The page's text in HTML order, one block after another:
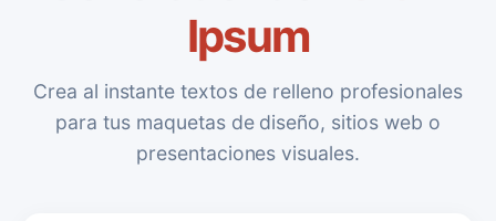
Ipsum
Crea al instante textos de relleno profesionales
para tus maquetas de diseño, sitios web o
presentaciones visuales.